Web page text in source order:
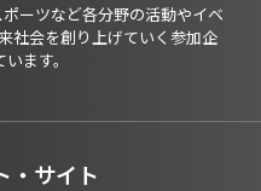
ーツなど各分野の活動やイベ
社会を創り上げていく参加企
ます。
・サイト